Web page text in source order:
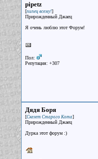
pipetz
[пипец всему!]
Прирожденный Джаец
Я очень люблю этот Форум!
Пол:
Репутация: +307
Дядя Боря
[Скелет Старого Кота]
Прирожденный Джаец
Дурка этот форум :)